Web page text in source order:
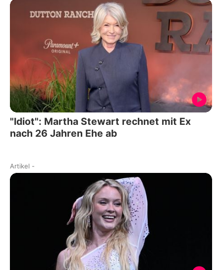
"Idiot": Martha Stewart rechnet mit Ex
nach 26 Jahren Ehe ab
Artikel -